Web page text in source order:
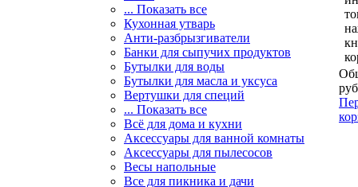
... Показать все
Кухонная утварь
Анти-разбрызгиватели
Банки для сыпучих продуктов
Бутылки для воды
Бутылки для масла и уксуса
Вертушки для специй
... Показать все
Всё для дома и кухни
Аксессуары для ванной комнаты
Аксессуары для пылесосов
Весы напольные
Все для пикника и дачи